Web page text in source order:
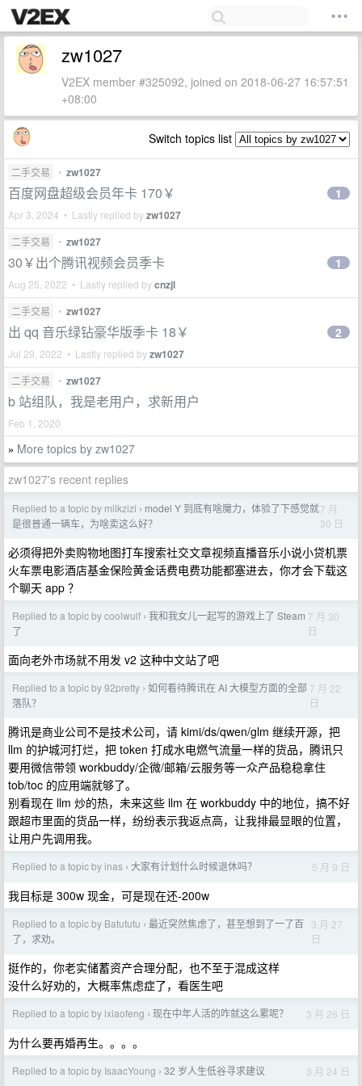
zw1027
V2EX member #325092, joined on 2018-06-27 16:57:51
+08:00
Switch topics list
二手交易 • zw1027
百度网盘超级会员年卡 170￥
Apr 3, 2024 • Lastly replied byzw1027
1
二手交易 • zw1027
30￥出个腾讯视频会员季卡
Aug 25, 2022 • Lastly replied bycnzjl
1
二手交易 • zw1027
出 qq 音乐绿钻豪华版季卡 18￥
Jul 29, 2022 • Lastly replied byzw1027
2
二手交易 • zw1027
b 站组队，我是老用户，求新用户
Feb 1, 2020
» More topics by zw1027
zw1027's recent replies
Replied to a topic by milkzizi › model Y 到底有啥魔力，体验了下感觉就
是很普通一辆车，为啥卖这么好？
7 月
30 日
必须得把外卖购物地图打车搜索社交文章视频直播音乐小说小贷机票
火车票电影酒店基金保险黄金话费电费功能都塞进去，你才会下载这
个聊天 app ？
Replied to a topic by coolwulf › 我和我女儿一起写的游戏上了 Steam
了
7 月 30
日
面向老外市场就不用发 v2 这种中文站了吧
Replied to a topic by 92pretty › 如何看待腾讯在 AI 大模型方面的全部
落队？
7 月 22
日
腾讯是商业公司不是技术公司，请 kimi/ds/qwen/glm 继续开源，把
llm 的护城河打烂，把 token 打成水电燃气流量一样的货品，腾讯只
要用微信带领 workbuddy/企微/邮箱/云服务等一众产品稳稳拿住
tob/toc 的应用端就够了。
别看现在 llm 炒的热，未来这些 llm 在 workbuddy 中的地位，搞不好
跟超市里面的货品一样，纷纷表示我返点高，让我排最显眼的位置，
让用户先调用我。
Replied to a topic by inas › 大家有计划什么时候退休吗？ 5 月 9 日
我目标是 300w 现金，可是现在还-200w
Replied to a topic by Batututu › 最近突然焦虑了，甚至想到了一了百
了，求劝。
3 月 27
日
挺作的，你老实储蓄资产合理分配，也不至于混成这样
没什么好劝的，大概率焦虑症了，看医生吧
Replied to a topic by ixiaofeng › 现在中年人活的咋就这么累呢？ 3 月 26 日
为什么要再婚再生。。。。
Replied to a topic by IsaacYoung › 32 岁人生低谷寻求建议 3 月 24 日